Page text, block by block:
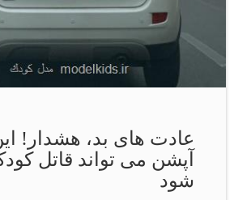
عادت های بد، هشدار! این
آپشن می تواند قاتل كودكان